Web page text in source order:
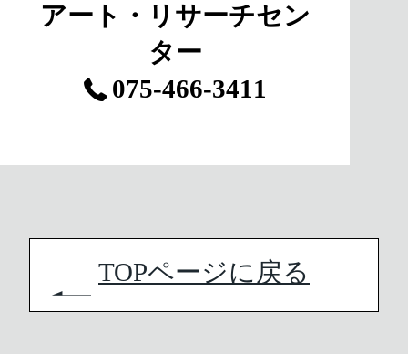
アート・リサーチセン
ター
075-466-3411
TOPページに戻る